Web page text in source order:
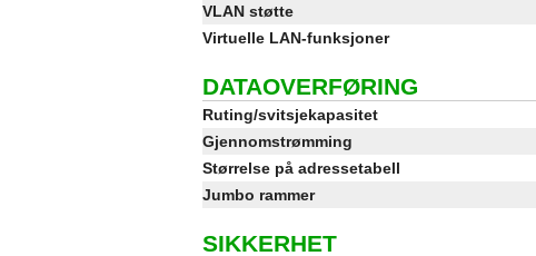
VLAN støtte
Virtuelle LAN-funksjoner
DATAOVERFØRING
Ruting/svitsjekapasitet
Gjennomstrømming
Størrelse på adressetabell
Jumbo rammer
SIKKERHET